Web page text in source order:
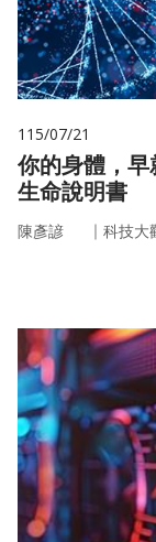
115/07/21
你的身體，
生命說明書
陳彥諺 ｜ 科技大